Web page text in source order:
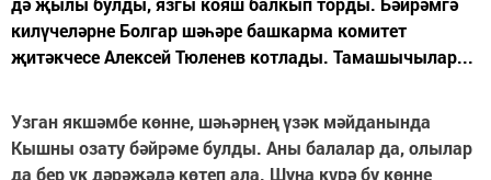
килүчеләрне Болгар шәһәре башкарма комитет
җитәкчесе Алексей Тюленев котлады. Тамашычылар...
Узган якшәмбе көнне, шәһәрнең үзәк мәйданында
Кышны озату бәйрәме булды. Аны балалар да, олылар
да бер үк дәрәҗәдә көтеп ала. Шуңа күрә бу көнне